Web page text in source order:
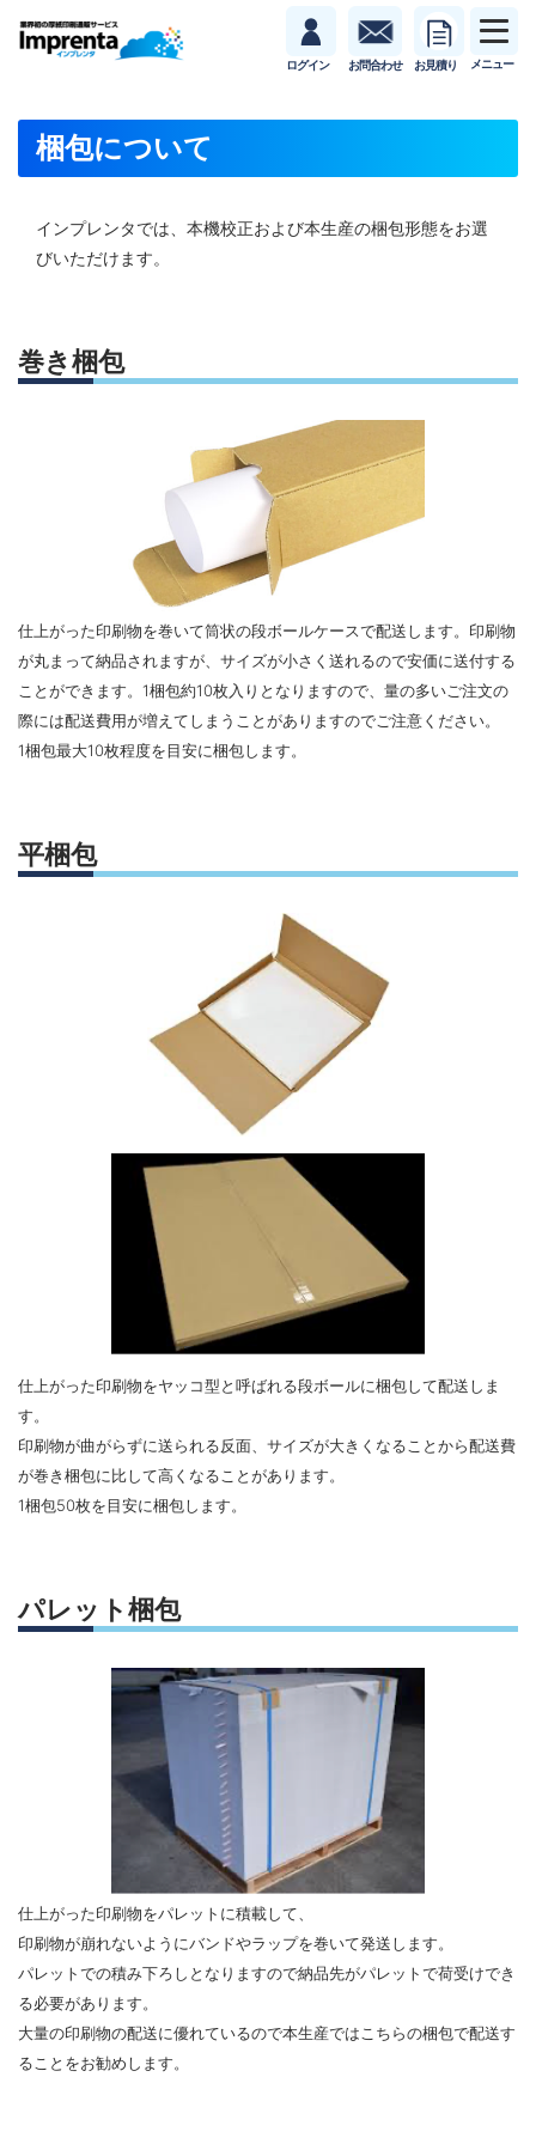
ログイン お問合わせ お見積り メニュー
梱包について
インプレンタでは、本機校正および本生産の梱包形態をお選
びいただけます。
巻き梱包
仕上がった印刷物を巻いて筒状の段ボールケースで配送します。印刷物
が丸まって納品されますが、サイズが小さく送れるので安価に送付する
ことができます。1梱包約10枚入りとなりますので、量の多いご注文の
際には配送費用が増えてしまうことがありますのでご注意ください。
1梱包最大10枚程度を目安に梱包します。
平梱包
仕上がった印刷物をヤッコ型と呼ばれる段ボールに梱包して配送しま
す。
印刷物が曲がらずに送られる反面、サイズが大きくなることから配送費
が巻き梱包に比して高くなることがあります。
1梱包50枚を目安に梱包します。
パレット梱包
仕上がった印刷物をパレットに積載して、
印刷物が崩れないようにバンドやラップを巻いて発送します。
パレットでの積み下ろしとなりますので納品先がパレットで荷受けでき
る必要があります。
大量の印刷物の配送に優れているので本生産ではこちらの梱包で配送す
ることをお勧めします。